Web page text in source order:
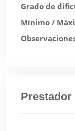
Grado de
Mínimo /
Prestador